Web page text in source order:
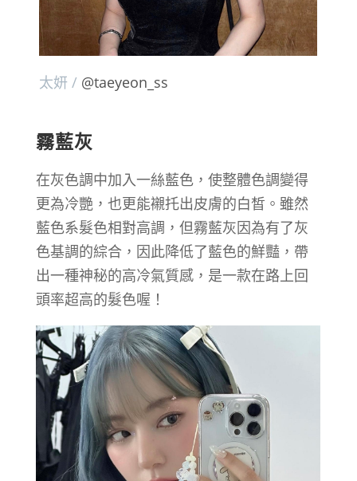
太妍 / @taeyeon_ss
霧藍灰
在灰色調中加入一絲藍色，使整體色調變得
更為冷艷，也更能襯托出皮膚的白皙。雖然
藍色系髮色相對高調，但霧藍灰因為有了灰
色基調的綜合，因此降低了藍色的鮮豔，帶
出一種神秘的高冷氣質感，是一款在路上回
頭率超高的髮色喔！